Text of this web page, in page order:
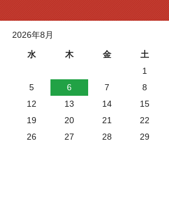
2026年8月
水 木 金 土
1
5 6 7
8
12 13 14
15
19 20 21
22
26 27 28
29